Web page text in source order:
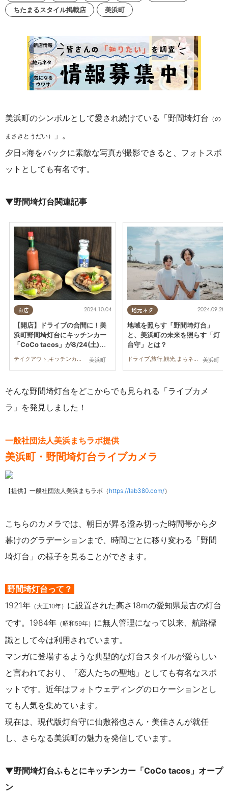
ちたまるスタイル掲載店
美浜町
美浜町のシンボルとして愛され続けている「野間埼灯台 （の
まさきとうだい）
」。
夕日×海をバックに素敵な写真が撮影できると、フォトスポ
ットとしても有名です。
▼野間埼灯台関連記事
お店
美浜町
2024.10.04
【開店】ドライブの合間に！美
浜町野間埼灯台にキッチンカー
「CoCo tacos」が8/24(土)オ
地元ネタ
美浜町
2024.09.28
地域を照らす「野間埼灯台」
と、美浜町の未来を照らす「灯
台守」とは？
そんな野間埼灯台をどこからでも見られる「ライブカメ
ラ」を発見しました！
一般社団法人美浜まちラボ提供
美浜町・野間埼灯台ライブカメラ
【提供】一般社団法人美浜まちラボ（ https://lab380.com/）
こちらのカメラでは、朝日が昇る澄み切った時間帯から夕
暮けのグラデーションまで、時間ごとに移り変わる「野間
埼灯台」の様子を見ることができます。
野間埼灯台って？
1921年 （大正10年） に設置された高さ18mの愛知県最古の灯台
です。1984年 （昭和59年） に無人管理になって以来、航路標
識として今は利用されています。
マンガに登場するような典型的な灯台スタイルが愛らしい
と言われており、「恋人たちの聖地」としても有名なスポ
ットです。近年はフォトウェディングのロケーションとし
ても人気を集めています。
現在は、 現代版灯台守に仙敷裕也さん・美佳さんが就任
し、さらなる美浜町の魅力を発信しています。
▼野間埼灯台ふもとにキッチンカー「CoCo tacos」オープ
ン